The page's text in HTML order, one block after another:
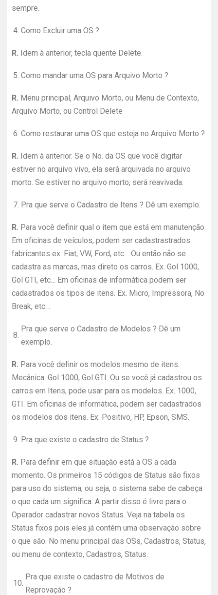
sempre.
4. Como Excluir uma OS ?
R. Idem à anterior, tecla quente Delete.
5. Como mandar uma OS para Arquivo Morto ?
R. Menu principal, Arquivo Morto, ou Menu de Contexto,
Arquivo Morto, ou Control Delete
6. Como restaurar uma OS que esteja no Arquivo Morto ?
R. Idem à anterior. Se o No. da OS que você digitar
estiver no arquivo vivo, ela será arquivada no arquivo
morto. Se estiver no arquivo morto, será reavivada.
7. Pra que serve o Cadastro de Itens ? Dê um exemplo.
R. Para você definir qual o item que está em manutenção.
Em oficinas de veículos, podem ser cadastrastrados
fabricantes ex. Fiat, VW, Ford, etc… Ou então não se
cadastra as marcas, mas direto os carros. Ex. Gol 1000,
Gol GTI, etc… Em oficinas de informática podem ser
cadastrados os tipos de itens. Ex. Micro, Impressora, No
Break, etc…
8.
Pra que serve o Cadastro de Modelos ? Dê um
exemplo.
R. Para você definir os modelos mesmo de itens.
Mecânica: Gol 1000, Gol GTI. Ou se você já cadastrou os
carros em Itens, pode usar para os modelos. Ex. 1000,
GTI. Em oficinas de informática, podem ser cadastrados
os modelos dos itens. Ex. Positivo, HP, Epson, SMS.
9. Pra que existe o cadastro de Status ?
R. Para definir em que situação está a OS a cada
momento. Os primeiros 15 códigos de Status são fixos
para uso do sistema, ou seja, o sistema sabe de cabeça
o que cada um significa. A partir disso é livre para o
Operador cadastrar novos Status. Veja na tabela os
Status fixos pois eles já contém uma observação sobre
o que são. No menu principal das OSs, Cadastros, Status,
ou menu de contexto, Cadastros, Status.
10.
Pra que existe o cadastro de Motivos de
Reprovação ?